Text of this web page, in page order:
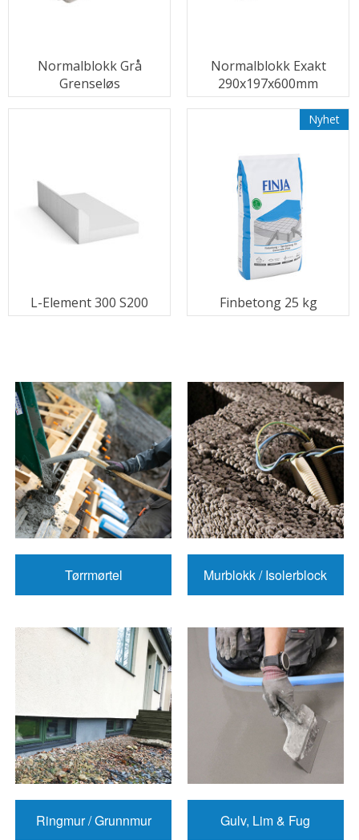
Normalblokk Grå
Grenseløs
Normalblokk Exakt
290x197x600mm
L-Element 300 S200
Nyhet
Finbetong 25 kg
Tørrmørtel Murblokk / Isolerblock
Ringmur / Grunnmur Gulv, Lim & Fug